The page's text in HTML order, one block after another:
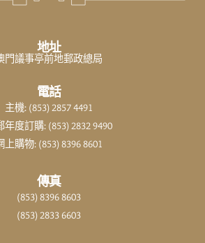
地址
門議事亭前地郵政總局
電話
主機: (853) 2857 4491
年度訂購: (853) 2832 9490
上購物: (853) 8396 8601
傳真
(853) 8396 8603
(853) 2833 6603